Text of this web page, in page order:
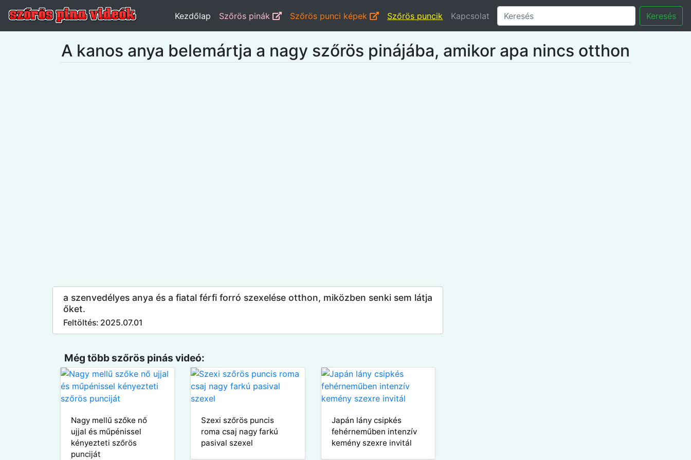
Kezdőlap Szőrös pinák Szőrös punci képek Szőrös puncik Kapcsolat Keresés
A kanos anya belemártja a nagy szőrös pinájába, amikor apa nincs otthon
a szenvedélyes anya és a fiatal férfi forró szexelése otthon, miközben senki sem látja
őket.
Feltöltés: 2025.07.01
Még több szőrös pinás videó:
Nagy mellű szőke nő
ujjal és műpénissel
kényezteti szőrös
punciját
Szexi szőrös puncis
roma csaj nagy farkú
pasival szexel
Japán lány csipkés
fehérneműben intenzív
kemény szexre invitál